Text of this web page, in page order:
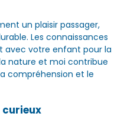
un plaisir passager,
Les connaissances
avec votre enfant pour la
nature et moi contribue
compréhension et le
curieux